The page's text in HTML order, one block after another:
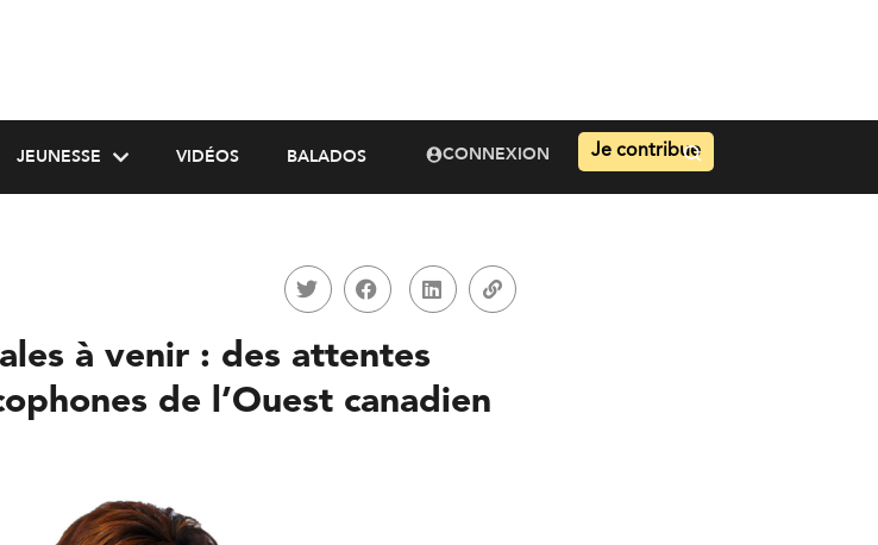
JEUNESSE VIDÉOS BALADOS CONNEXION Je contribue
à venir : des attentes
de l’Ouest canadien